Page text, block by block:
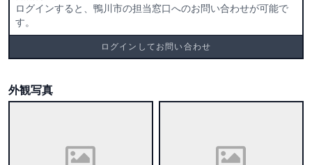
ログインすると、鴨川市の担当窓口へのお問い合わせが可能で
す。
ログインしてお問い合わせ
外観写真